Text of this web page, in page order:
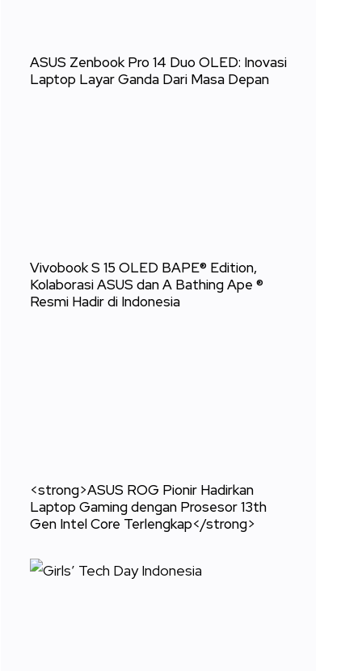
ASUS Zenbook Pro 14 Duo OLED: Inovasi
Laptop Layar Ganda Dari Masa Depan
Vivobook S 15 OLED BAPE® Edition,
Kolaborasi ASUS dan A Bathing Ape ®
Resmi Hadir di Indonesia
<strong>ASUS ROG Pionir Hadirkan
Laptop Gaming dengan Prosesor 13th
Gen Intel Core Terlengkap</strong>